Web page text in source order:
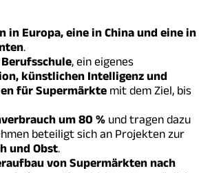
Europa, eine in China und eine in
.
, ein eigenes
künstlichen Intelligenz und
für Supermärktemit dem Ziel, bis
um 80 %und tragen dazu
beteiligt sich an Projekten zur
und Obst.
von Supermärkten nach